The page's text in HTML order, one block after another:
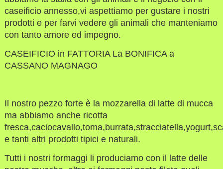
caseificio annesso,vi aspettiamo per gustare i nostri
prodotti e per farvi vedere gli animali che manteniamo
con tanto amore ed impegno.
CASEIFICIO in FATTORIA La BONIFICA a
CASSANO MAGNAGO
Il nostro pezzo forte è la mozzarella di latte di mucca
ma abbiamo anche ricotta
e tanti altri prodotti tipici e naturali.
Tutti i nostri formaggi li produciamo con il latte delle